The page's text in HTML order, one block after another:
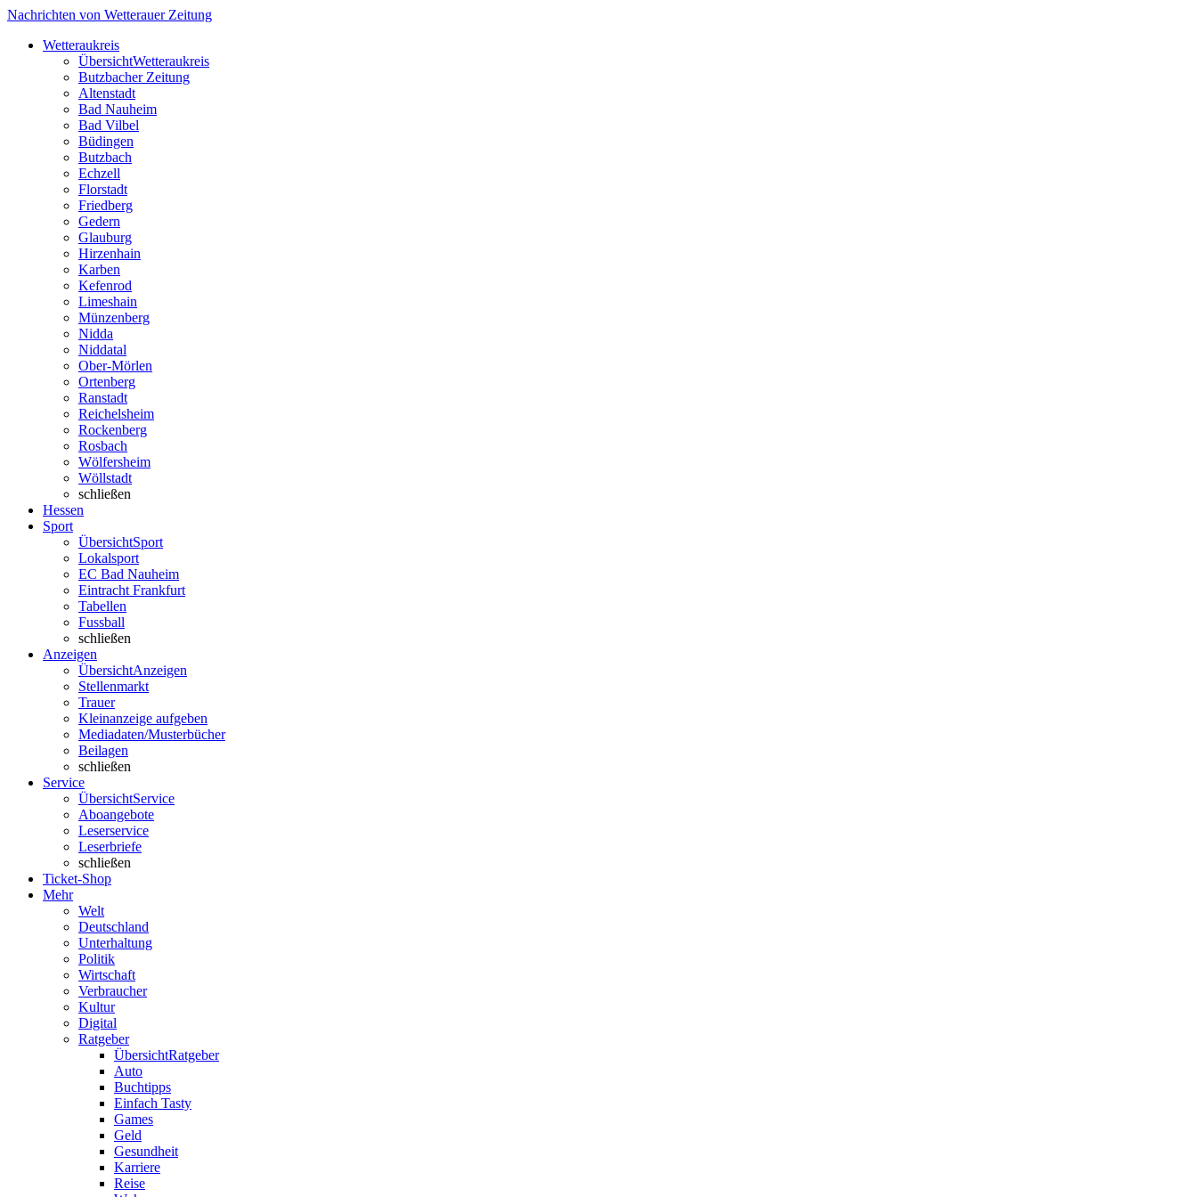
Nachrichten von Wetterauer Zeitung
Wetteraukreis
ÜbersichtWetteraukreis
Butzbacher Zeitung
Altenstadt
Bad Nauheim
Bad Vilbel
Büdingen
Butzbach
Echzell
Florstadt
Friedberg
Gedern
Glauburg
Hirzenhain
Karben
Kefenrod
Limeshain
Münzenberg
Nidda
Niddatal
Ober-Mörlen
Ortenberg
Ranstadt
Reichelsheim
Rockenberg
Rosbach
Wölfersheim
Wöllstadt
schließen
Hessen
Sport
ÜbersichtSport
Lokalsport
EC Bad Nauheim
Eintracht Frankfurt
Tabellen
Fussball
schließen
Anzeigen
ÜbersichtAnzeigen
Stellenmarkt
Trauer
Kleinanzeige aufgeben
Mediadaten/Musterbücher
Beilagen
schließen
Service
ÜbersichtService
Aboangebote
Leserservice
Leserbriefe
schließen
Ticket-Shop
Mehr
Welt
Deutschland
Unterhaltung
Politik
Wirtschaft
Verbraucher
Kultur
Digital
Ratgeber
ÜbersichtRatgeber
Auto
Buchtipps
Einfach Tasty
Games
Geld
Gesundheit
Karriere
Reise